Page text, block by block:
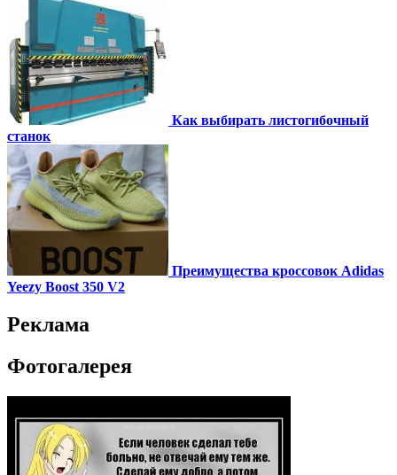
Как выбирать листогибочный
станок
Преимущества кроссовок Adidas
Yeezy Boost 350 V2
Реклама
Фотогалерея